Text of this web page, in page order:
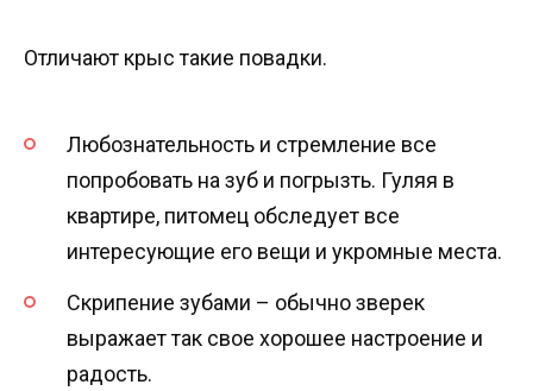
Отличают крыс такие повадки.
Любознательность и стремление все
попробовать на зуб и погрызть. Гуляя в
квартире, питомец обследует все
интересующие его вещи и укромные места.
Скрипение зубами – обычно зверек
выражает так свое хорошее настроение и
радость.